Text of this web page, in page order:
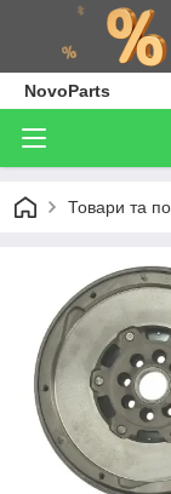
NovoParts
Товари та